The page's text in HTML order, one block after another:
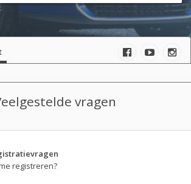
vragen
registreren?